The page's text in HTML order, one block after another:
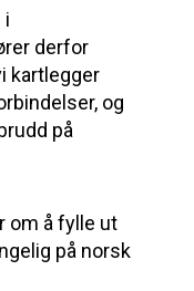
i
derfor
kartlegger
og
på
om å fylle ut
på norsk